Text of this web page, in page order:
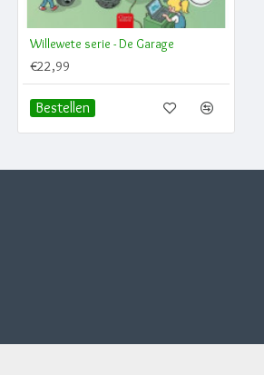
Willewete serie - De Garage
€22,99
Bestellen